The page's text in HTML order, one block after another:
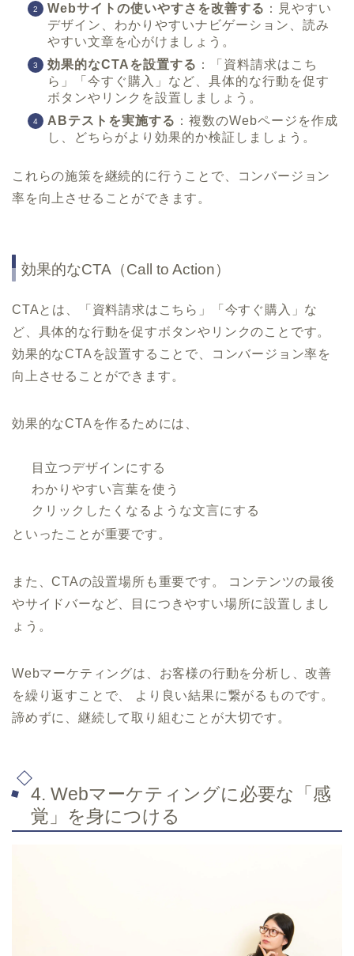
Webサイトの使いやすさを改善する ：見やすい
デザイン、わかりやすいナビゲーション、読み
やすい文章を心がけましょう。
効果的なCTAを設置する ：「資料請求はこち
ら」「今すぐ購入」など、具体的な行動を促す
ボタンやリンクを設置しましょう。
ABテストを実施する ：複数のWebページを作成
し、どちらがより効果的か検証しましょう。
これらの施策を継続的に行うことで、コンバージョン
率を向上させることができます。
効果的なCTA（Call to Action）
CTAとは、「資料請求はこちら」「今すぐ購入」な
ど、具体的な行動を促すボタンやリンクのことです。
効果的なCTAを設置することで、コンバージョン率を
向上させることができます。
効果的なCTAを作るためには、
目立つデザインにする
わかりやすい言葉を使う
クリックしたくなるような文言にする
といったことが重要です。
また、CTAの設置場所も重要です。 コンテンツの最後
やサイドバーなど、目につきやすい場所に設置しまし
ょう。
Webマーケティングは、お客様の行動を分析し、改善
を繰り返すことで、 より良い結果に繋がるものです。
諦めずに、継続して取り組むことが大切です。
4. Webマーケティングに必要な「感
覚」を身につける